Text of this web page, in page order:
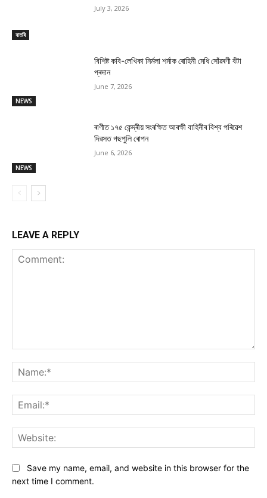
বাতৰি
July 3, 2026
NEWS
বিশিষ্ট কবি-লেখিকা নিৰ্মলা শৰ্মাক ৰোহিনী মেধি সোঁৱৰণী বঁটা
প্ৰদান
June 7, 2026
NEWS
ৰাণীত ১৭৫ কেন্দ্ৰীয় সংৰক্ষিত আৰক্ষী বাহিনীৰ বিশ্ব পৰিৱেশ
দিৱসত গছপুলি ৰোপন
June 6, 2026
LEAVE A REPLY
Save my name, email, and website in this browser for the
next time I comment.